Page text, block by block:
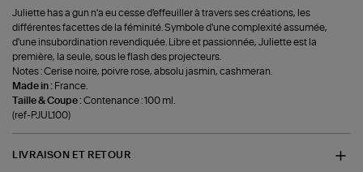
Juliette has a gun n'a eu cesse d'effeuiller à travers ses créations, les
différentes facettes de la féminité. Symbole d'une complexité assumée,
d'une insubordination revendiquée. Libre et passionnée, Juliette est la
première, la seule, sous le flash des projecteurs.
Notes : Cerise noire, poivre rose, absolu jasmin, cashmeran.
Made in : France.
Taille & Coupe :Contenance : 100 ml.
(ref-PJUL100)
LIVRAISON ET RETOUR